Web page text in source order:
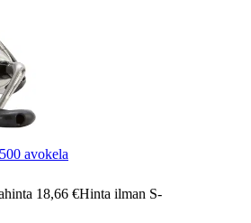
avokela
18,66 €Hinta ilman S-